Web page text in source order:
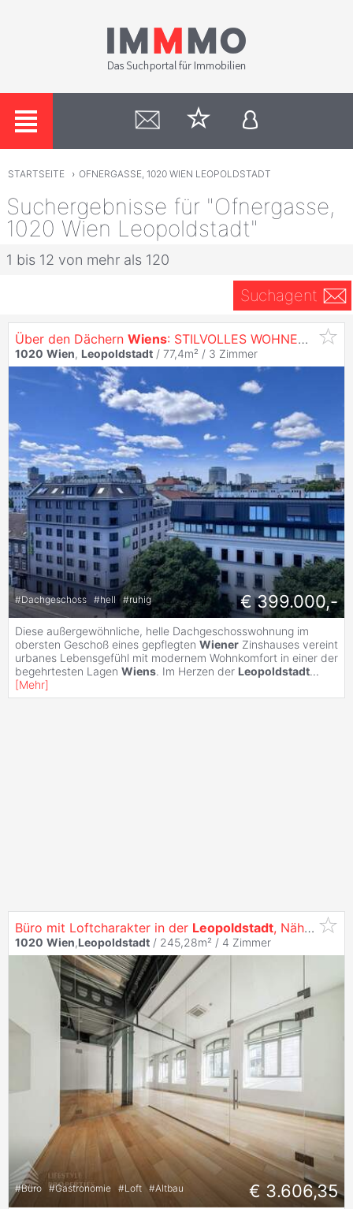
STARTSEITE › OFNERGASSE, 1020 WIEN LEOPOLDSTADT
Suchergebnisse für "Ofnergasse,
1020 Wien Leopoldstadt"
1 bis 12 von mehr als 120
Suchagent
Über den Dächern Wiens: STILVOLLES WOHNEN IN DER
1020 Wien, Leopoldstadt / 77,4m² / 3 Zimmer
#Dachgeschoss #hell #ruhig € 399.000,-
Diese außergewöhnliche, helle Dachgeschosswohnung im
obersten Geschoß eines gepflegten Wiener Zinshauses vereint
urbanes Lebensgefühl mit modernem Wohnkomfort in einer der
begehrtesten Lagen Wiens. Im Herzen der Leopoldstadt...
[Mehr]
Büro mit Loftcharakter in der Leopoldstadt, Nähe Donauinsel
1020 Wien,Leopoldstadt / 245,28m² / 4 Zimmer
#Büro #Gastronomie #Loft #Altbau € 3.606,35